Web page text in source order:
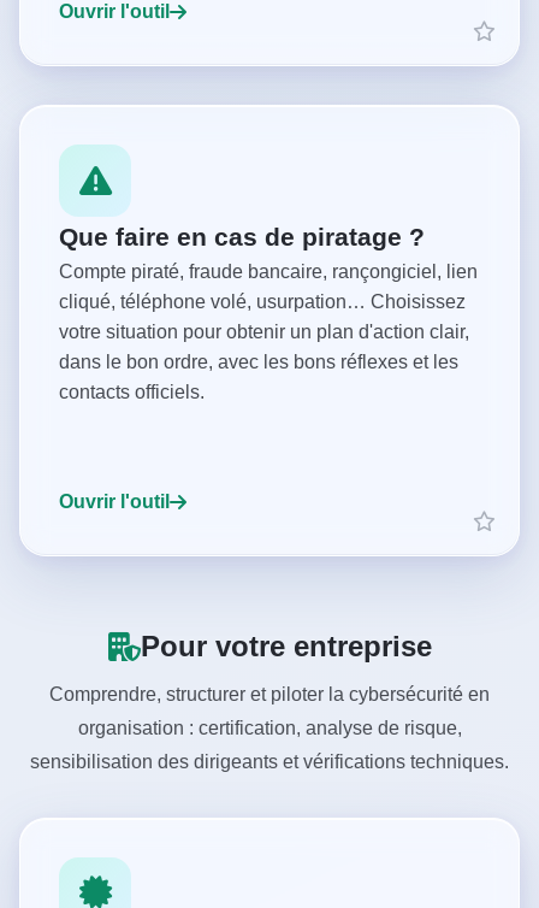
Ouvrir l'outil
Que faire en cas de piratage ?
Compte piraté, fraude bancaire, rançongiciel, lien
cliqué, téléphone volé, usurpation… Choisissez
votre situation pour obtenir un plan d'action clair,
dans le bon ordre, avec les bons réflexes et les
contacts officiels.
Ouvrir l'outil
Pour votre entreprise
Comprendre, structurer et piloter la cybersécurité en
organisation : certification, analyse de risque,
sensibilisation des dirigeants et vérifications techniques.